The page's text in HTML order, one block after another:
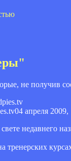
не получив
04 апреля 2009,
недавнего
тренерских